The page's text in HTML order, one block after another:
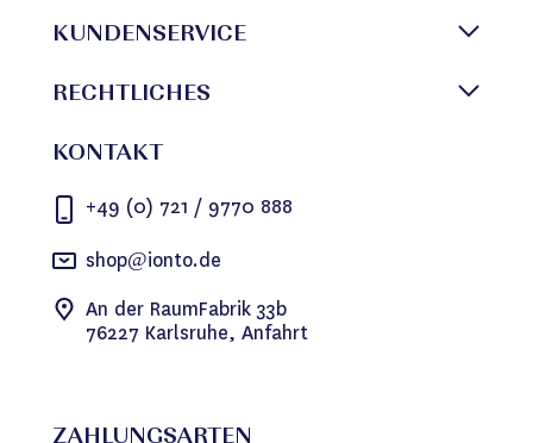
KUNDENSERVICE
RECHTLICHES
KONTAKT
+49 (0) 721 / 9770 888
shop@ionto.de
An der RaumFabrik 33b
76227 Karlsruhe, Anfahrt
ZAHLUNGSARTEN